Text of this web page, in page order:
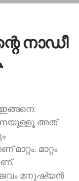
നാഡീ
അത്
മാറ്റം
മനുഷ്യന്‍